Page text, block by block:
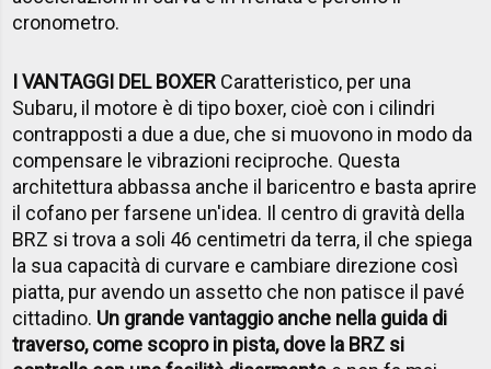
cronometro.
I VANTAGGI DEL BOXER Caratteristico, per una
Subaru, il motore è di tipo boxer, cioè con i cilindri
contrapposti a due a due, che si muovono in modo da
compensare le vibrazioni reciproche. Questa
architettura abbassa anche il baricentro e basta aprire
il cofano per farsene un'idea. Il centro di gravità della
BRZ si trova a soli 46 centimetri da terra, il che spiega
la sua capacità di curvare e cambiare direzione così
piatta, pur avendo un assetto che non patisce il pavé
cittadino. Un grande vantaggio anche nella guida di
traverso, come scopro in pista, dove la BRZ si